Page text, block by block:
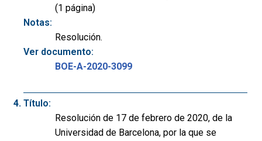
(1 página)
Notas:
Resolución.
Ver documento:
BOE-A-2020-3099
Título:
Resolución de 17 de febrero de 2020, de la
Universidad de Barcelona, por la que se